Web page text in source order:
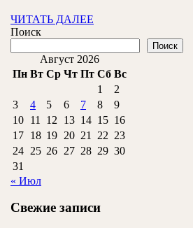
ЧИТАТЬ ДАЛЕЕ
Поиск
Поиск
Август 2026
Пн Вт Ср Чт Пт Сб Вс
1
2
3
4 5 6 7 8
9
10 11 12 13 14 15 16
17 18 19 20 21 22 23
24 25 26 27 28 29 30
31
« Июл
Свежие записи